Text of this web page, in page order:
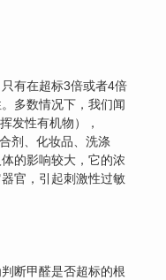
有在超标3倍或者4倍
多数情况下，我们闻
发性有机物），
剂、化妆品、洗涤
的影响较大，它的浓
官，引起刺激性过敏
断甲醛是否超标的根